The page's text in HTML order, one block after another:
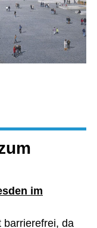
im
barrierefrei, da